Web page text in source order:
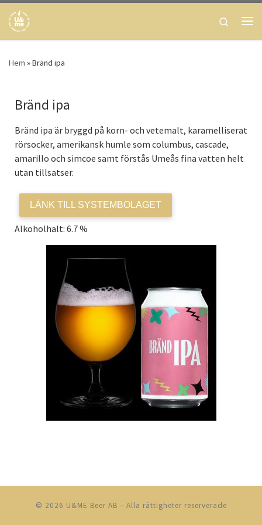
Skip to content
Search
Hem »Bränd ipa
Bränd ipa
Bränd ipa är bryggd på korn- och vetemalt, karamelliserat
rörsocker, amerikansk humle som columbus, cascade,
amarillo och simcoe samt förstås Umeås fina vatten helt
utan tillsatser.
LÄNK TILL SYSTEMBOLAGET
Alkoholhalt: 6.7 %
© 2026 U&ME Beer AB – Alla rättigheter reserverade